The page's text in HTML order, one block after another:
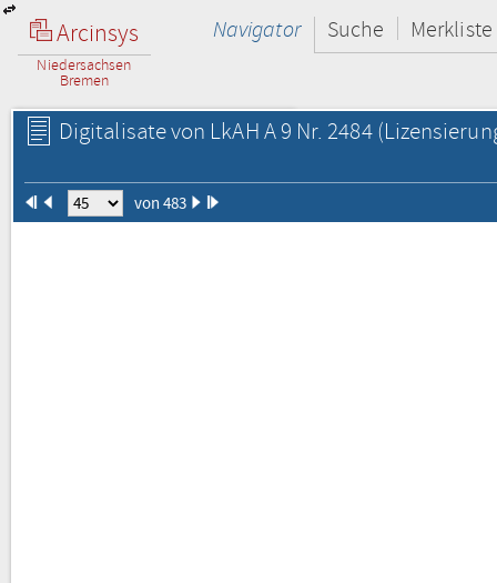
Arcinsys
Niedersachsen
Bremen
Navigator Suche Merkliste
Digitalisate von LkAH A 9 Nr. 2484
von 483